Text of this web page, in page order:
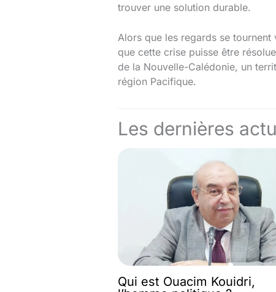
trouver une solution durable.
Alors que les regards se
que cette crise puisse être
de la Nouvelle-Calédonie, un
région Pacifique.
Les dernières
Qui est Ouacim Kouidri,